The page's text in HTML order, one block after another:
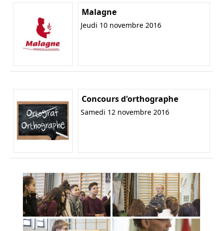
Malagne
Jeudi 10 novembre 2016
Concours d'orthographe
Samedi 12 novembre 2016